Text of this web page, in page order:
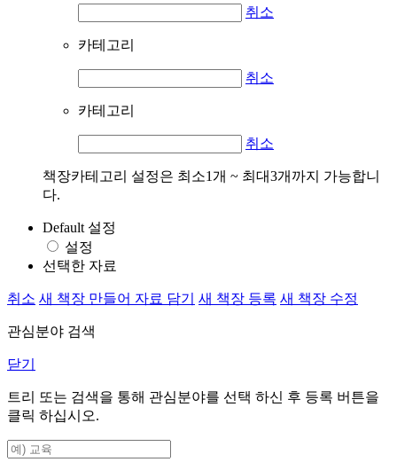
취소
카테고리
취소
카테고리
취소
책장카테고리 설정은 최소1개 ~ 최대3개까지 가능합니
다.
Default 설정
설정
선택한 자료
취소 새 책장 만들어 자료 담기 새 책장 등록 새 책장 수정
관심분야 검색
닫기
트리 또는 검색을 통해 관심분야를 선택 하신 후 등록 버튼을
클릭 하십시오.